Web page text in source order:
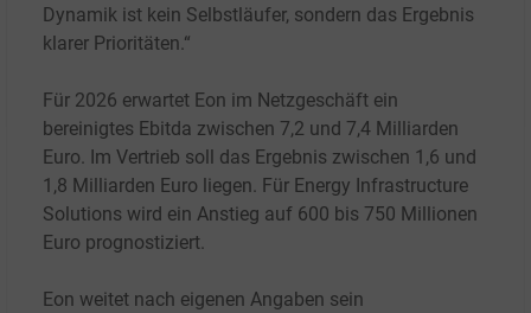
Dynamik ist kein Selbstläufer, sondern das Ergebnis
klarer Prioritäten.“
Für 2026 erwartet Eon im Netzgeschäft ein
bereinigtes Ebitda zwischen 7,2 und 7,4 Milliarden
Euro. Im Vertrieb soll das Ergebnis zwischen 1,6 und
1,8 Milliarden Euro liegen. Für Energy Infrastructure
Solutions wird ein Anstieg auf 600 bis 750 Millionen
Euro prognostiziert.
Eon weitet nach eigenen Angaben sein